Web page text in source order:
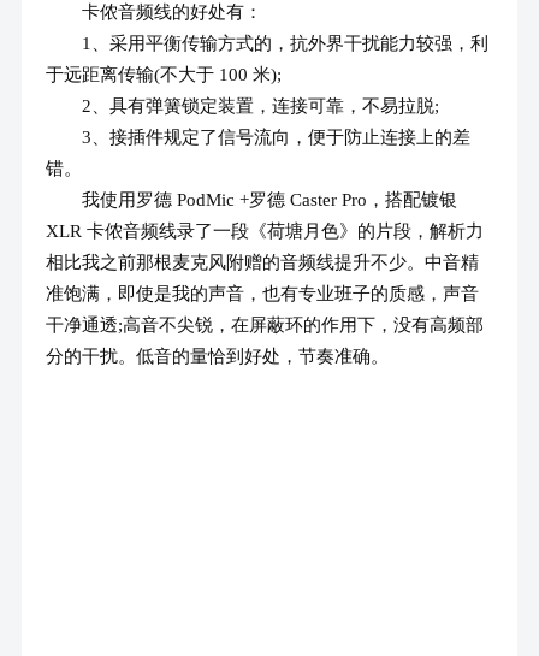
卡侬音频线的好处有：
1、采用平衡传输方式的，抗外界干扰能力较强，利
于远距离传输(不大于 100 米);
2、具有弹簧锁定装置，连接可靠，不易拉脱;
3、接插件规定了信号流向，便于防止连接上的差
错。
我使用罗德 PodMic +罗德 Caster Pro，搭配镀银
XLR 卡侬音频线录了一段《荷塘月色》的片段，解析力
相比我之前那根麦克风附赠的音频线提升不少。中音精
准饱满，即使是我的声音，也有专业班子的质感，声音
干净通透;高音不尖锐，在屏蔽环的作用下，没有高频部
分的干扰。低音的量恰到好处，节奏准确。